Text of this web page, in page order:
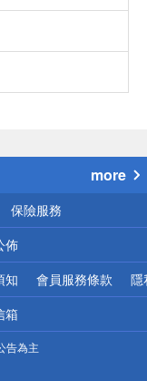
more
保險服務
佈
知 會員服務條款 隱
箱
告為主